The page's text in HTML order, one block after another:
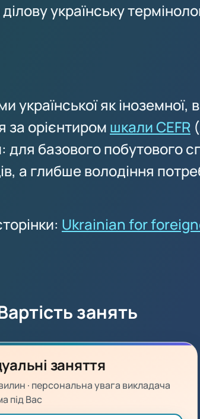
українську
української як іноземної,
за орієнтиром шкали CEFR
для базового побутового
а глибше володіння
Ukrainian for
занять
заняття
· персональна увага викладача
під Вас